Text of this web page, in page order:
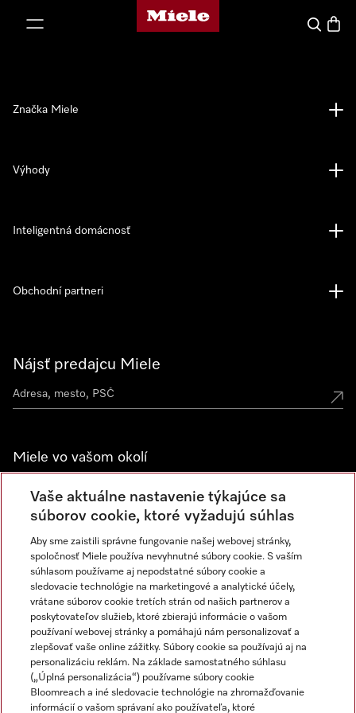
Domovská stránka spoločnosti Miele
Hľadať
Nájsť predajcu Miele
Miele vo vašom okolí
Spoznajte predajne Miele
Newsletter
Značka Miele
Výhody
Inteligentná domácnosť
Obchodní partneri
Miele na Instagrame
Miele na YouTube
Vaše aktuálne nastavenie týkajúce sa
súborov cookie, ktoré vyžadujú súhlas
Aby sme zaistili správne fungovanie našej webovej stránky,
spoločnosť Miele používa nevyhnutné súbory cookie. S vaším
súhlasom používame aj nepodstatné súbory cookie a
sledovacie technológie na marketingové a analytické účely,
vrátane súborov cookie tretích strán od našich partnerov a
poskytovateľov služieb, ktoré zbierajú informácie o vašom
používaní webovej stránky a pomáhajú nám personalizovať a
zlepšovať vaše online zážitky. Súbory cookie sa používajú aj na
personalizáciu reklám. Na základe samostatného súhlasu
(„Úplná personalizácia“) používame súbory cookie
Bloomreach a iné sledovacie technológie na zhromažďovanie
informácií o vašom správaní ako používateľa, ktoré